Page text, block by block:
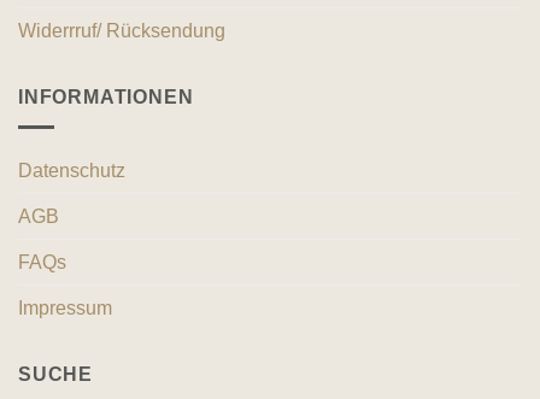
Widerrruf/ Rücksendung
INFORMATIONEN
Datenschutz
AGB
FAQs
Impressum
SUCHE